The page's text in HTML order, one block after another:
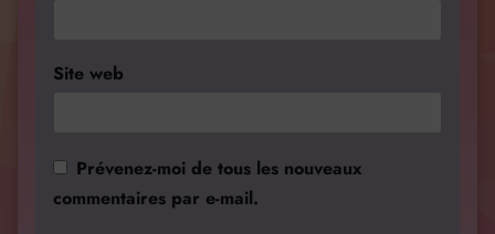
Site web
Prévenez-moi de tous les nouveaux
commentaires par e-mail.